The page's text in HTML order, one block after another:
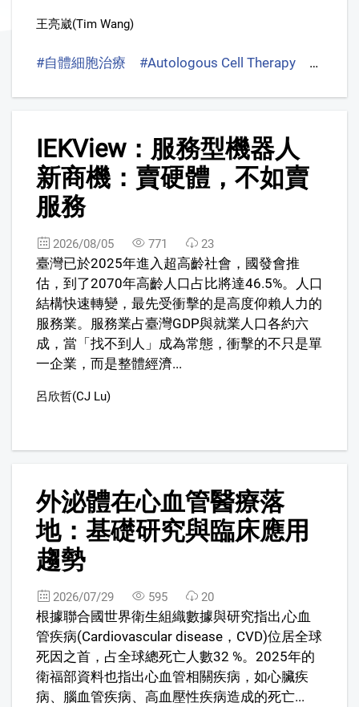
王亮崴(Tim Wang)
#自體細胞治療 #Autologous Cell Therapy #快速
2
FREEIEKView：服務型機器人
新商機：賣硬體，不如賣
服務
2026/08/05 771 23
臺灣已於2025年進入超高齡社會，國發會推
估，到了2070年高齡人口占比將達46.5%。人口
結構快速轉變，最先受衝擊的是高度仰賴人力的
服務業。服務業占臺灣GDP與就業人口各約六
成，當「找不到人」成為常態，衝擊的不只是單
一企業，而是整體經濟...
呂欣哲(CJ Lu)
外泌體在心血管醫療落
地：基礎研究與臨床應用
趨勢
2026/07/29 595 20
根據聯合國世界衛生組織數據與研究指出,心血
管疾病(Cardiovascular disease，CVD)位居全球
死因之首，占全球總死亡人數32 %。2025年的
衛福部資料也指出心血管相關疾病，如心臟疾
病、腦血管疾病、高血壓性疾病造成的死亡...